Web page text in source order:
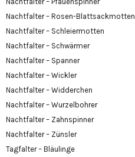
Nachtfalter – Rosen-Blattsackmotten
Nachtfalter – Schleiermotten
Nachtfalter – Schwärmer
Nachtfalter – Spanner
Nachtfalter – Wickler
Nachtfalter – Widderchen
Nachtfalter – Wurzelbohrer
Nachtfalter – Zahnspinner
Nachtfalter – Zünsler
Tagfalter – Bläulinge